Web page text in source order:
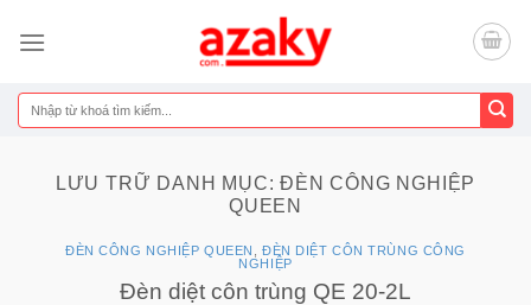
đến
dung
Tìm
kiếm:
LƯU TRỮ DANH MỤC:ĐÈN CÔNG NGHIỆP
QUEEN
ĐÈN CÔNG NGHIỆP QUEEN
ĐÈN DIỆT CÔN TRÙNG CÔNG
NGHIỆP
Đèn diệt côn trùng QE 20-2L